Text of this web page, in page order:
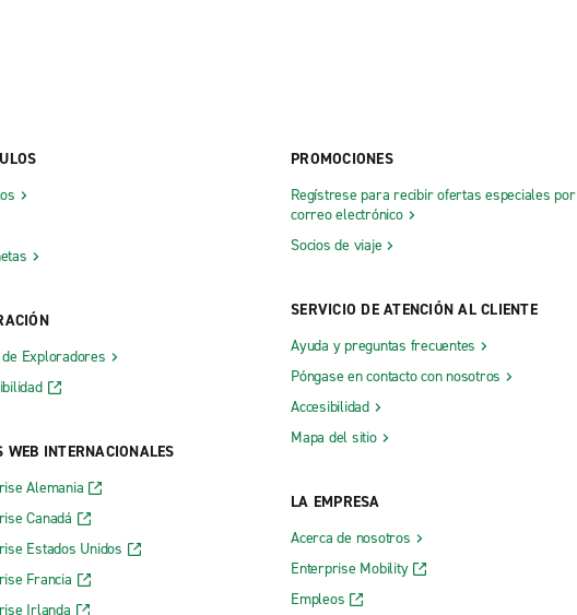
Exploradores
WEB INTERNACIONALES
Alemania
Canadá
Estados Unidos
Francia
Irlanda
PROMOCIONES
Regístrese para recibir ofertas especiales por
correo electrónico
Socios de viaje
SERVICIO DE ATENCIÓN AL CLIENTE
Ayuda y preguntas frecuentes
Póngase en contacto con nosotros
Accesibilidad
Mapa del sitio
LA EMPRESA
Acerca de nosotros
Enterprise Mobility
Empleos